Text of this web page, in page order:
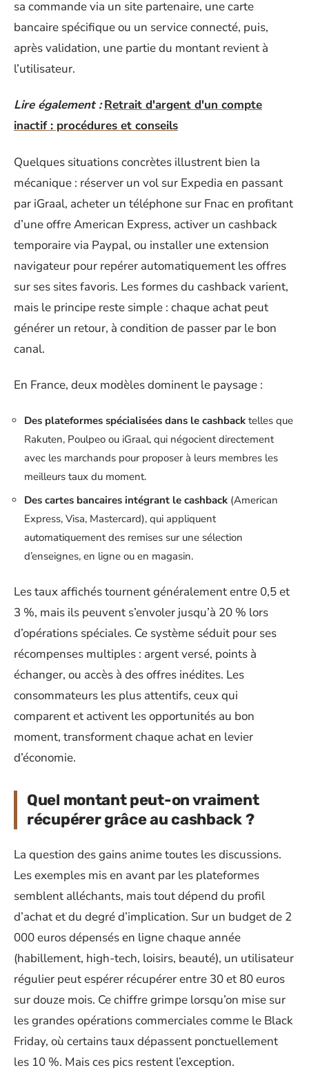
sa commande via un site partenaire, une carte
bancaire spécifique ou un service connecté, puis,
après validation, une partie du montant revient à
l’utilisateur.
Lire également : Retrait d'argent d'un compte
inactif : procédures et conseils
Quelques situations concrètes illustrent bien la
mécanique : réserver un vol sur Expedia en passant
par iGraal, acheter un téléphone sur Fnac en profitant
d’une offre American Express, activer un cashback
temporaire via Paypal, ou installer une extension
navigateur pour repérer automatiquement les offres
sur ses sites favoris. Les formes du cashback varient,
mais le principe reste simple : chaque achat peut
générer un retour, à condition de passer par le bon
canal.
En France, deux modèles dominent le paysage :
Des plateformes spécialisées dans le cashback telles que
Rakuten, Poulpeo ou iGraal, qui négocient directement
avec les marchands pour proposer à leurs membres les
meilleurs taux du moment.
Des cartes bancaires intégrant le cashback (American
Express, Visa, Mastercard), qui appliquent
automatiquement des remises sur une sélection
d’enseignes, en ligne ou en magasin.
Les taux affichés tournent généralement entre 0,5 et
3 %, mais ils peuvent s’envoler jusqu’à 20 % lors
d’opérations spéciales. Ce système séduit pour ses
récompenses multiples : argent versé, points à
échanger, ou accès à des offres inédites. Les
consommateurs les plus attentifs, ceux qui
comparent et activent les opportunités au bon
moment, transforment chaque achat en levier
d’économie.
Quel montant peut-on vraiment
récupérer grâce au cashback ?
La question des gains anime toutes les discussions.
Les exemples mis en avant par les plateformes
semblent alléchants, mais tout dépend du profil
d’achat et du degré d’implication. Sur un budget de 2
000 euros dépensés en ligne chaque année
(habillement, high-tech, loisirs, beauté), un utilisateur
régulier peut espérer récupérer entre 30 et 80 euros
sur douze mois. Ce chiffre grimpe lorsqu’on mise sur
les grandes opérations commerciales comme le Black
Friday, où certains taux dépassent ponctuellement
les 10 %. Mais ces pics restent l’exception.